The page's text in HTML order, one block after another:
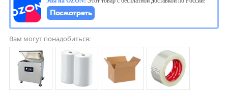
Вам могут понадобиться: